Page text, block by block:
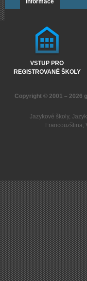
Informace
VSTUP PRO
REGISTROVANÉ ŠKOLY
Copyright © 2001 – 2026
Jazykové školy,
Francouzština,